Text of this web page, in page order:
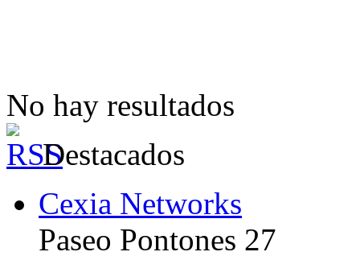
No hay resultados
Destacados
Cexia Networks
Paseo Pontones 27